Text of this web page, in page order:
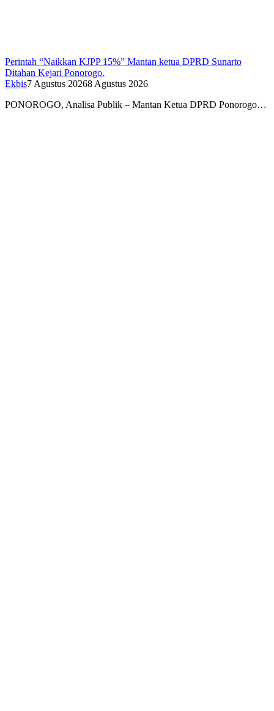
Perintah “Naikkan KJPP 15%” Mantan ketua DPRD Sunarto
Ditahan Kejari Ponorogo.
Ekbis7 Agustus 20268 Agustus 2026
PONOROGO, Analisa Publik – Mantan Ketua DPRD Ponorogo…